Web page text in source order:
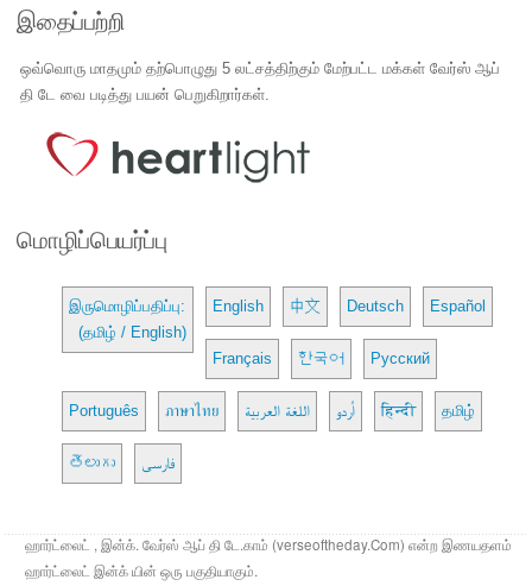
இதைப்பற்றி
ஒவ்வொரு மாதமும் தற்பொழுது 5 லட்சத்திற்கும் மேற்பட்ட மக்கள் வேர்ஸ் ஆப்
தி டே வை படித்து பயன் பெறுகிறார்கள்.
மொழிப்பெயர்ப்பு
இருமொழிப்பதிப்பு:
(தமிழ் / English)
English 中文 Deutsch Español
Français 한국어 Русский
Português ภาษาไทย اللغة العربية اُردو हिन्दी தமிழ்
తెలుగు فارسی
ஹார்ட்லைட் , இன்க். வேர்ஸ் ஆப் தி டே.காம் (verseoftheday.Com) என்ற இணயதளம்
ஹார்ட்லைட் இன்க் யின் ஒரு பகுதியாகும்.